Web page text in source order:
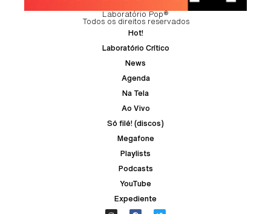
Laboratório Pop®
Todos os direitos reservados
Hot!
Laboratório Crítico
News
Agenda
Na Tela
Ao Vivo
Só filé! (discos)
Megafone
Playlists
Podcasts
YouTube
Expediente